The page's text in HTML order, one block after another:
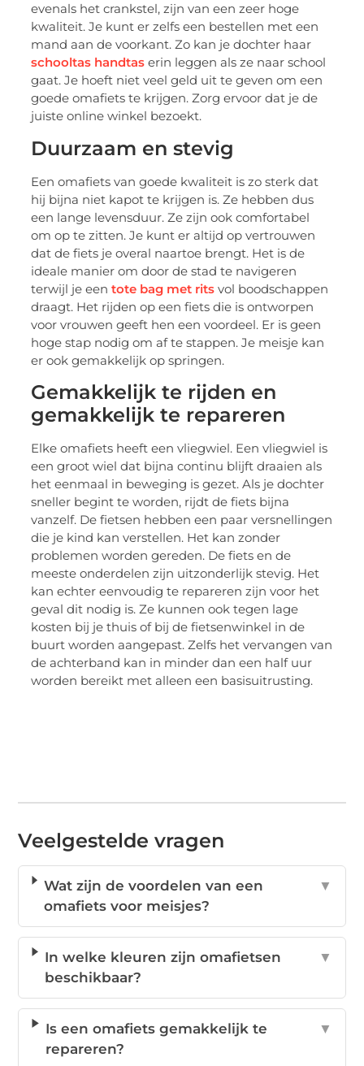
evenals het crankstel, zijn van een zeer hoge
kwaliteit. Je kunt er zelfs een bestellen met een
mand aan de voorkant. Zo kan je dochter haar
schooltas handtas erin leggen als ze naar school
gaat. Je hoeft niet veel geld uit te geven om een ​​
goede omafiets te krijgen. Zorg ervoor dat je de
juiste online winkel bezoekt.
Duurzaam en stevig
Een omafiets van goede kwaliteit is zo sterk dat
hij bijna niet kapot te krijgen is. Ze hebben dus
een lange levensduur. Ze zijn ook comfortabel
om op te zitten. Je kunt er altijd op vertrouwen
dat de fiets je overal naartoe brengt. Het is de
ideale manier om door de stad te navigeren
terwijl je eentote bag met rits vol boodschappen
draagt. Het rijden op een fiets die is ontworpen
voor vrouwen geeft hen een voordeel. Er is geen
hoge stap nodig om af te stappen. Je meisje kan
er ook gemakkelijk op springen.
Gemakkelijk te rijden en
gemakkelijk te repareren
Elke omafiets heeft een vliegwiel. Een vliegwiel is
een groot wiel dat bijna continu blijft draaien als
het eenmaal in beweging is gezet. Als je dochter
sneller begint te worden, rijdt de fiets bijna
vanzelf. De fietsen hebben een paar versnellingen
die je kind kan verstellen. Het kan zonder
problemen worden gereden. De fiets en de
meeste onderdelen zijn uitzonderlijk stevig. Het
kan echter eenvoudig te repareren zijn voor het
geval dit nodig is. Ze kunnen ook tegen lage
kosten bij je thuis of bij de fietsenwinkel in de
buurt worden aangepast. Zelfs het vervangen van
de achterband kan in minder dan een half uur
worden bereikt met alleen een basisuitrusting.
Veelgestelde vragen
Wat zijn de voordelen van een
omafiets voor meisjes?
▼
In welke kleuren zijn omafietsen
beschikbaar?
▼
Is een omafiets gemakkelijk te
repareren?
▼